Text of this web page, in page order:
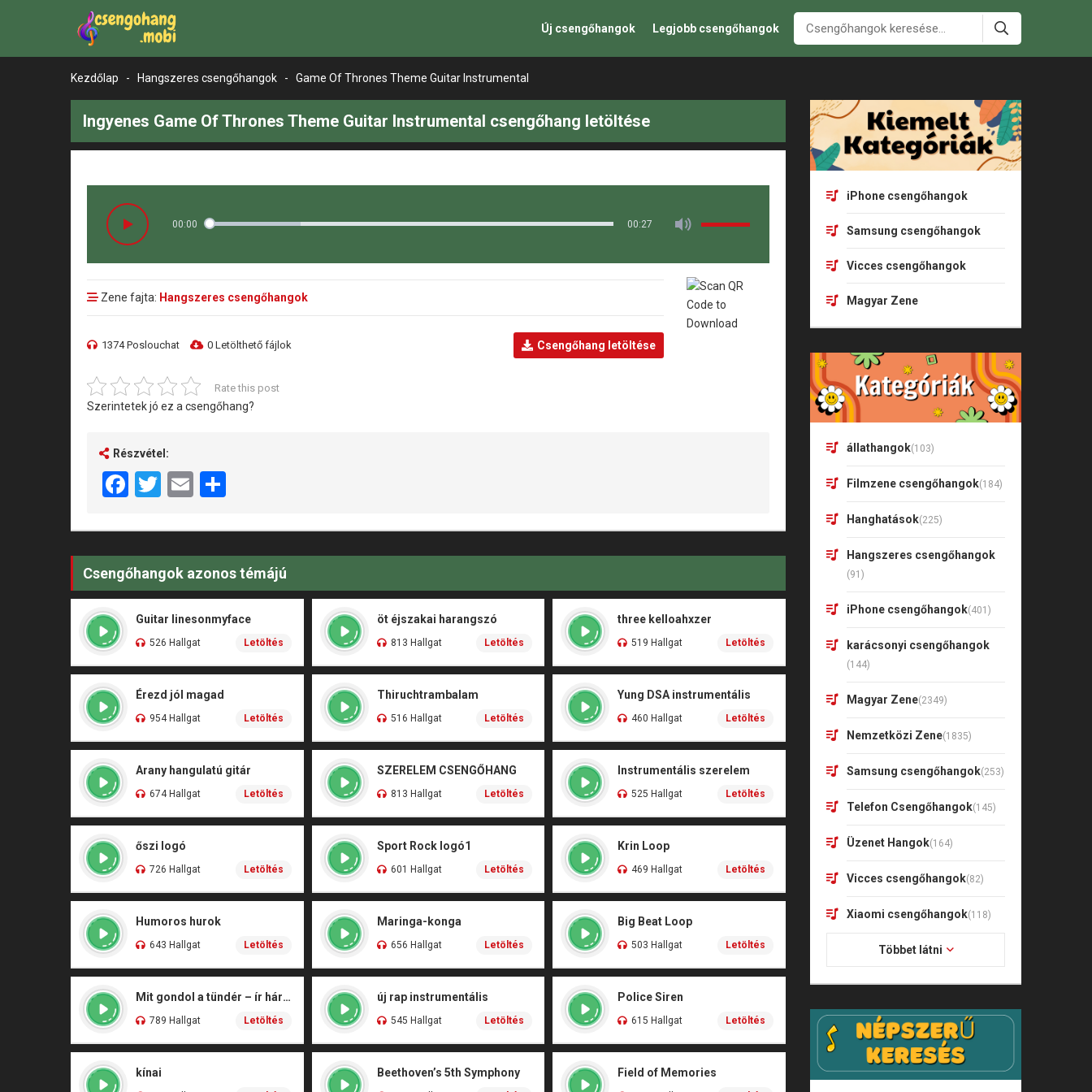
Új csengőhangok Legjobb csengőhangok
Kezdőlap - Hangszeres csengőhangok - Game Of Thrones Theme Guitar Instrumental
Ingyenes Game Of Thrones Theme Guitar Instrumental csengőhang letöltése
00:00 00:27
Zene fajta: Hangszeres csengőhangok
1374 Poslouchat 0 Letölthető fájlok Csengőhang letöltése
Rate this post
Szerintetek jó ez a csengőhang?
Részvétel:
Facebook
Twitter
Email
Csengőhangok azonos témájú
Guitar linesonmyface
526 Hallgat Letöltés
öt éjszakai harangszó
813 Hallgat Letöltés
three kelloahxzer
519 Hallgat Letöltés
Érezd jól magad
954 Hallgat Letöltés
Thiruchtrambalam
516 Hallgat Letöltés
Yung DSA instrumentális
460 Hallgat Letöltés
Arany hangulatú gitár
674 Hallgat Letöltés
SZERELEM CSENGŐHANG
813 Hallgat Letöltés
Instrumentális szerelem
525 Hallgat Letöltés
őszi logó
726 Hallgat Letöltés
Sport Rock logó1
601 Hallgat Letöltés
Krin Loop
469 Hallgat Letöltés
Humoros hurok
643 Hallgat Letöltés
Maringa-konga
656 Hallgat Letöltés
Big Beat Loop
503 Hallgat Letöltés
Mit gondol a tündér – ír hárfa
789 Hallgat Letöltés
új rap instrumentális
545 Hallgat Letöltés
Police Siren
615 Hallgat Letöltés
kínai Beethoven’s 5th Symphony Field of Memories
iPhone csengőhangok
Samsung csengőhangok
Vicces csengőhangok
Magyar Zene
állathangok(103)
Filmzene csengőhangok(184)
Hanghatások(225)
Hangszeres csengőhangok
(91)
iPhone csengőhangok(401)
karácsonyi csengőhangok
(144)
Magyar Zene(2349)
Nemzetközi Zene(1835)
Samsung csengőhangok(253)
Telefon Csengőhangok(145)
Üzenet Hangok(164)
Vicces csengőhangok(82)
Xiaomi csengőhangok(118)
Többet látni